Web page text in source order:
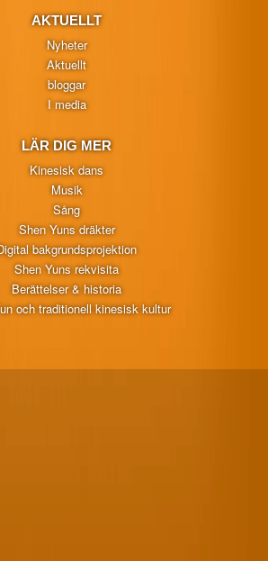
AKTUELLT
Nyheter
Aktuellt
bloggar
I media
LÄR DIG MER
Kinesisk dans
Musik
Sång
Shen Yuns dräkter
bakgrundsprojektion
Shen Yuns rekvisita
Berättelser & historia
och traditionell kinesisk kultur